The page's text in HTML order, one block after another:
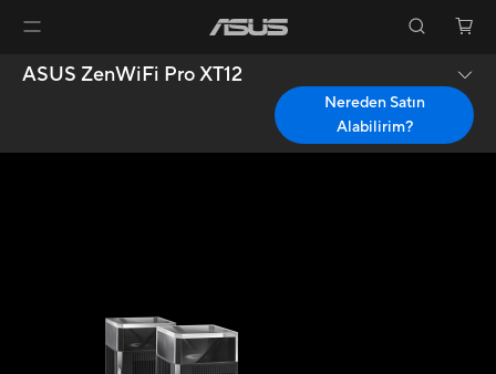
ASUS ZenWiFi Pro XT12
Nereden Satın
Alabilirim?